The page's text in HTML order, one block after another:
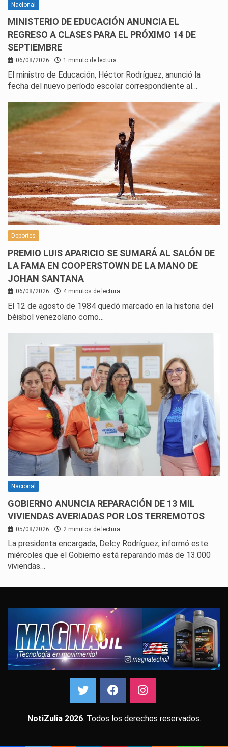
Nacional
MINISTERIO DE EDUCACIÓN ANUNCIA EL
REGRESO A CLASES PARA EL PRÓXIMO 14 DE
SEPTIEMBRE
06/08/2026 1 minuto de lectura
El ministro de Educación, Héctor Rodríguez, anunció la
fecha del nuevo período escolar correspondiente al…
Deportes
PREMIO LUIS APARICIO SE SUMARÁ AL SALÓN DE
LA FAMA EN COOPERSTOWN DE LA MANO DE
JOHAN SANTANA
06/08/2026 4 minutos de lectura
El 12 de agosto de 1984 quedó marcado en la historia del
béisbol venezolano como…
Nacional
GOBIERNO ANUNCIA REPARACIÓN DE 13 MIL
VIVIENDAS AVERIADAS POR LOS TERREMOTOS
05/08/2026 2 minutos de lectura
La presidenta encargada, Delcy Rodríguez, informó este
miércoles que el Gobierno está reparando más de 13.000
viviendas…
NotiZulia 2026. Todos los derechos reservados.